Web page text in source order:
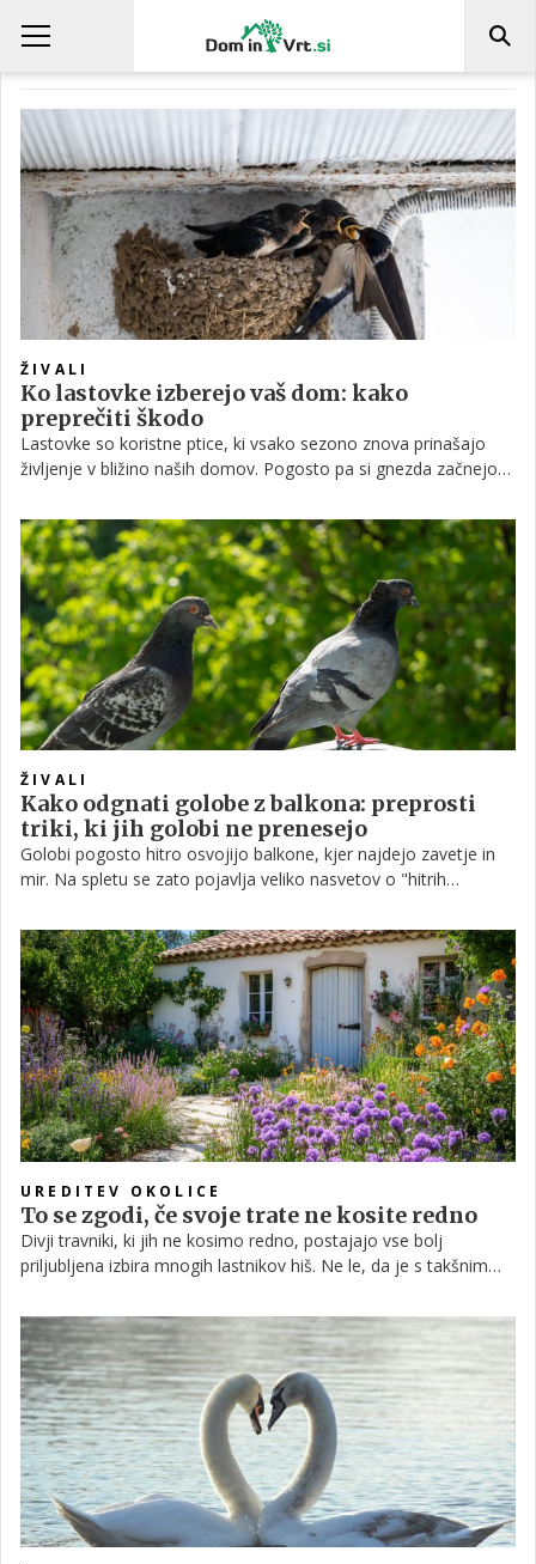
GNEZDENJE PTIC
ŽIVALI
Ko lastovke izberejo vaš dom: kako
preprečiti škodo
Lastovke so koristne ptice, ki vsako sezono znova prinašajo
življenje v bližino naših domov. Pogosto pa si gnezda začnejo
povzroči nekaj nevšečnosti zaradi iztrebkov in umazanije. Kljub
temu gre za zavarovano vrsto, zato je pomembno, da pri
zaščiti stavbe ne škodujemo pticam ali njihovim gnezdom.
ŽIVALI
Kako odgnati golobe z balkona: preprosti
triki, ki jih golobi ne prenesejo
Golobi pogosto hitro osvojijo balkone, kjer najdejo zavetje in
mir. Na spletu se zato pojavlja veliko nasvetov o "hitrih
poudarjajo, da gre v resnici za kombinacijo več ukrepov, ki
skupaj naredijo prostor zanje neprivlačen.
UREDITEV OKOLICE
To se zgodi, če svoje trate ne kosite redno
Divji travniki, ki jih ne kosimo redno, postajajo vse bolj
priljubljena izbira mnogih lastnikov hiš. Ne le, da je s takšnim
V nadaljevanju podajamo kar 8 razlogov, zaradi katerih boste
kosilnico želeli pospraviti v kot.